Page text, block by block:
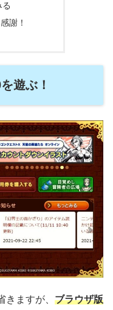
謝！
遊ぶ！
ますが、 ブラウザ版